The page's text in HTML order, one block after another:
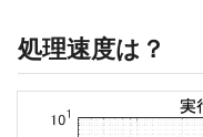
処理速度は？